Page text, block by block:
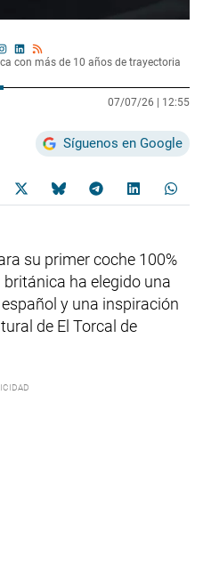
con más de 10 años de trayectoria
07/07/26 | 12:55
Síguenos en Google
su primer coche 100%
británica ha elegido una
y una inspiración
de El Torcal de